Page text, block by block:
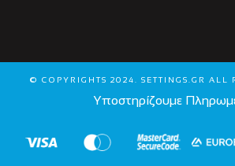
© COPYRIGHTS 2024. SETTINGS.GR ALL
Υποστηρίζουμε